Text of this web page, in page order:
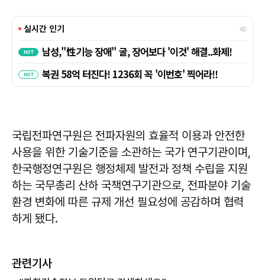
국립전파연구원은 전파자원의 효율적 이용과 안전한
사용을 위한 기술기준을 소관하는 국가 연구기관이며,
한국행정연구원은 행정체제 발전과 정책 수립을 지원
하는 국무총리 산하 국책연구기관으로, 전파분야 기술
환경 변화에 따른 규제 개선 필요성에 공감하며 협력
하게 됐다.
관련기사